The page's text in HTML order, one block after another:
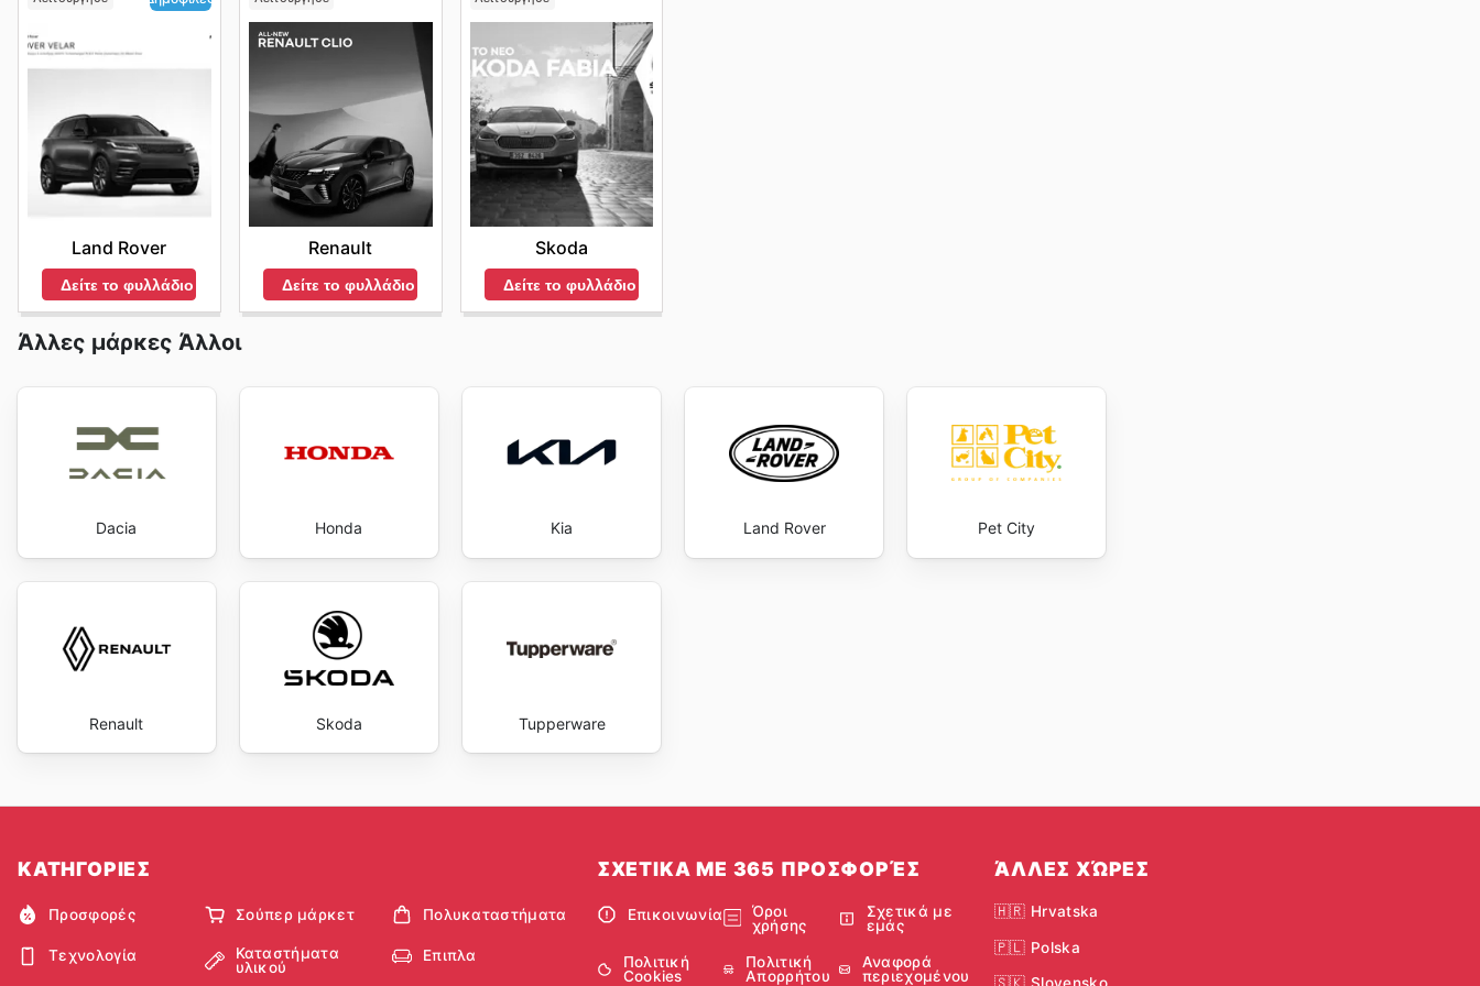
Land Rover
Δείτε το φυλλάδιο
Renault
Δείτε το φυλλάδιο
Skoda
Δείτε το φυλλάδιο
Άλλες μάρκες Άλλοι
Dacia Honda Kia Land Rover Pet City
Renault Skoda Tupperware
ΚΑΤΗΓΟΡΙΕΣ
Προσφορές Σούπερ μάρκετ Πολυκαταστήματα
Τεχνολογία
Καταστήματα
υλικού
Επιπλα
ΣΧΕΤΙΚΑ ΜΕ 365 ΠΡΟΣΦΟΡΈΣ
Επικοινωνία
Όροι
χρήσης
Σχετικά με
εμάς
Πολιτική
Cookies
Πολιτική
Απορρήτου
Αναφορά
περιεχομένου
ΆΛΛΕΣ ΧΏΡΕΣ
🇭🇷 Hrvatska
🇵🇱 Polska